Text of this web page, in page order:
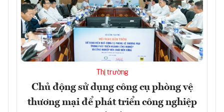
Thị trường
Chủ động sử dụng công cụ phòng vệ
thương mại để phát triển công nghiệp